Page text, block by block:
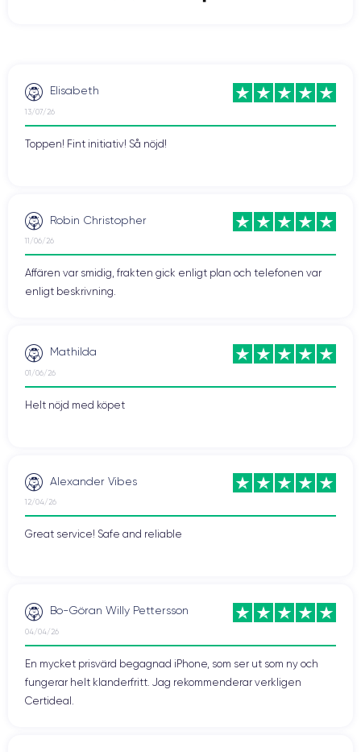
Elisabeth
13/07/26
Toppen! Fint initiativ! Så nöjd!
Robin Christopher
11/06/26
Affären var smidig, frakten gick enligt plan och telefonen var
enligt beskrivning.
Mathilda
01/06/26
Helt nöjd med köpet
Alexander Vibes
12/04/26
Great service! Safe and reliable
Bo-Göran Willy Pettersson
04/04/26
En mycket prisvärd begagnad iPhone, som ser ut som ny och
fungerar helt klanderfritt. Jag rekommenderar verkligen
Certideal.